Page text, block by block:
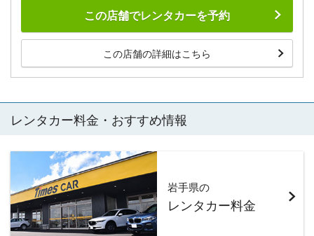
この店舗でレンタカーを予約
この店舗の詳細はこちら
レンタカー料金・おすすめ情報
岩手県の
レンタカー料金